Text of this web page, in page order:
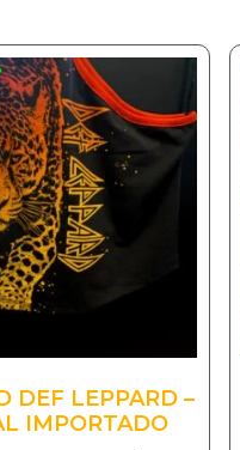
DEF LEPPARD –
IMPORTADO